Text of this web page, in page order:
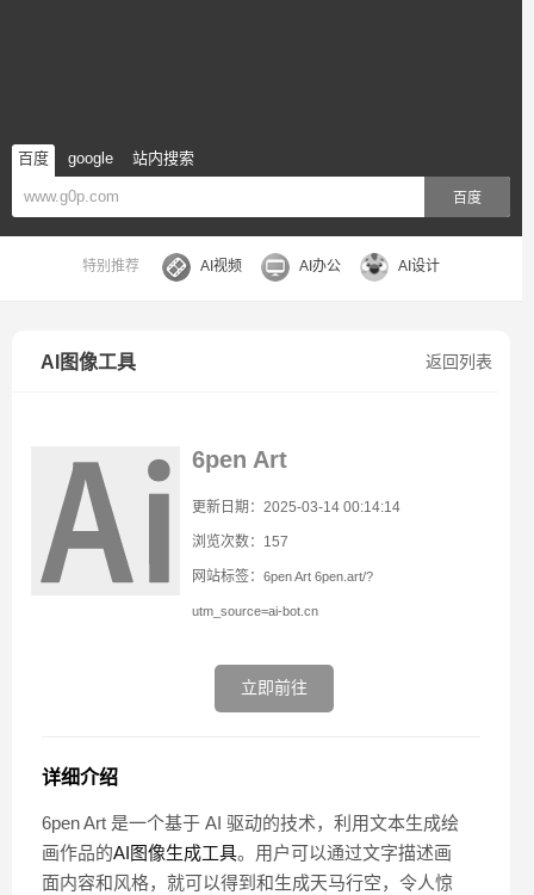
百度 google 站内搜索
百度
特别推荐 AI视频 AI办公 AI设计
返回列表
AI图像工具
6pen Art
更新日期：2025-03-14 00:14:14
浏览次数：157
网站标签：6pen Art 6pen.art/?
utm_source=ai-bot.cn
立即前往
详细介绍
6pen Art 是一个基于 AI 驱动的技术，利用文本生成绘
画作品的AI图像生成工具。用户可以通过文字描述画
面内容和风格，就可以得到和生成天马行空，令人惊